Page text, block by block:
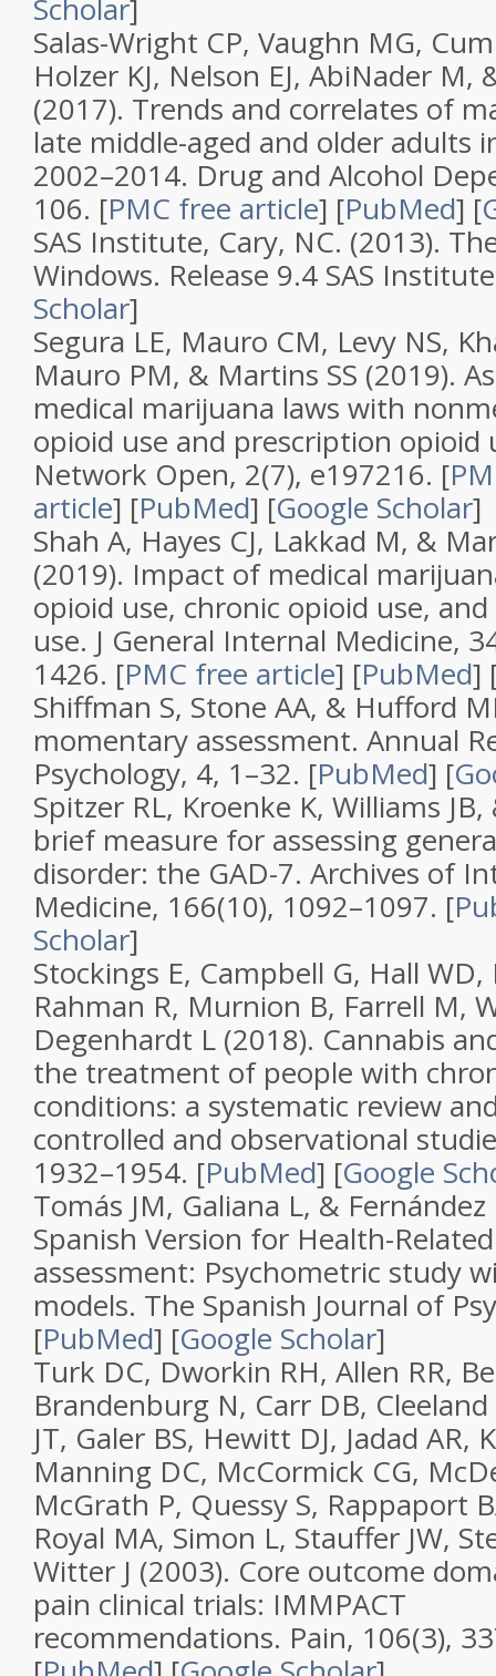
Scholar]
Salas-Wright CP, Vaughn MG,
Holzer KJ, Nelson EJ, AbiNader M,
(2017). Trends and correlates of
late middle-aged and older adults
2002–2014. Drug and Alcohol
106. [PMC free article] [PubMed] [
SAS Institute, Cary, NC. (2013).
Windows. Release 9.4 SAS
Scholar]
Segura LE, Mauro CM, Levy NS,
Mauro PM, & Martins SS (2019).
medical marijuana laws with
opioid use and prescription opioid
Network Open, 2(7), e197216. [
article] [PubMed] [Google Scholar]
Shah A, Hayes CJ, Lakkad M, &
(2019). Impact of medical
opioid use, chronic opioid use,
use. J General Internal Medicine,
1426. [PMC free article] [PubMed]
Shiffman S, Stone AA, & Hufford
momentary assessment. Annual
Psychology, 4, 1–32. [PubMed] [
Spitzer RL, Kroenke K, Williams
brief measure for assessing
disorder: the GAD-7. Archives of
Medicine, 166(10), 1092–1097. [
Scholar]
Stockings E, Campbell G, Hall WD,
Rahman R, Murnion B, Farrell M,
Degenhardt L (2018). Cannabis
the treatment of people with
conditions: a systematic review
controlled and observational
1932–1954. [PubMed] [Google
Tomás JM, Galiana L, &
Spanish Version for Health-
assessment: Psychometric study
models. The Spanish Journal of
[PubMed] [Google Scholar]
Turk DC, Dworkin RH, Allen RR,
Brandenburg N, Carr DB,
JT, Galer BS, Hewitt DJ, Jadad AR,
Manning DC, McCormick CG,
McGrath P, Quessy S, Rappaport
Royal MA, Simon L, Stauffer JW,
Witter J (2003). Core outcome
pain clinical trials: IMMPACT
recommendations. Pain, 106(3),